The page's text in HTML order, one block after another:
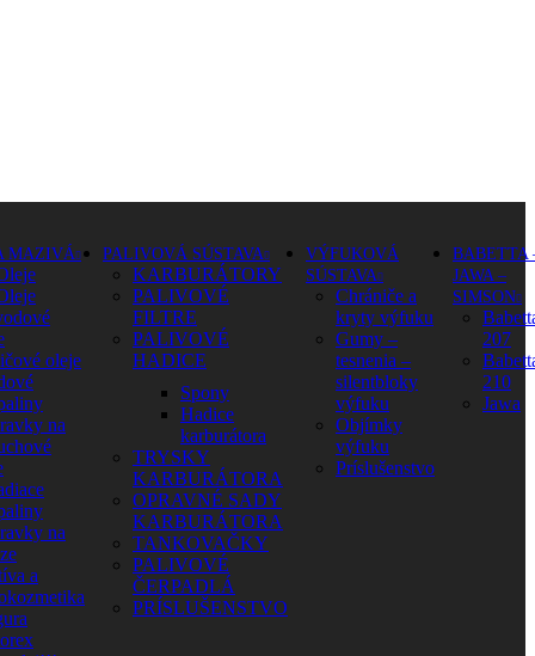
MAZIVÁ
oleje
na
na
a
PALIVOVÁ SÚSTAVA
KARBURÁTORY
PALIVOVÉ
FILTRE
PALIVOVÉ
HADICE
Spony
Hadice
karburátora
TRYSKY
KARBURÁTORA
OPRAVNÉ SADY
KARBURÁTORA
TANKOVAČKY
PALIVOVÉ
ČERPADLÁ
PRÍSLUŠENSTVO
VÝFUKOVÁ
SÚSTAVA
Chrániče a
kryty výfuku
Gumy –
tesnenia –
silentbloky
výfuku
Objímky
výfuku
Príslušenstvo
BABETTA
JAWA –
SIMSON
207
210
Jawa